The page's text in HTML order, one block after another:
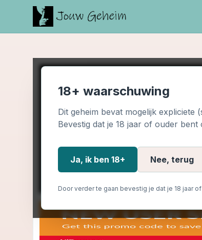
18+ waarschuwing
Dit geheim bevat mogelijk expliciete
Bevestig dat je 18 jaar of ouder bent
Ja, ik ben 18+ Nee, terug
Door verder te gaan bevestig je dat je 18 jaar